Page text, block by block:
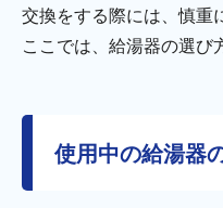
交換をする際には、慎重
ここでは、給湯器の選び
使用中の給湯器